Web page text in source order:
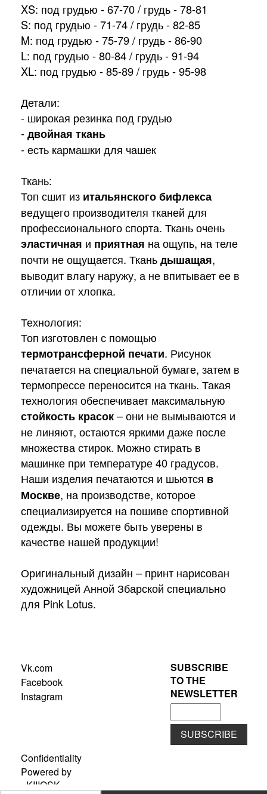
XS: под грудью - 67-70 / грудь - 78-81
S: под грудью - 71-74 / грудь - 82-85
M: под грудью - 75-79 / грудь - 86-90
L: под грудью - 80-84 / грудь - 91-94
XL: под грудью - 85-89 / грудь - 95-98
Детали:
- широкая резинка под грудью
-двойная ткань
- есть кармашки для чашек
Ткань:
Топ сшит из итальянского бифлекса
ведущего производителя тканей для
профессионального спорта. Ткань очень
эластичная и приятная на ощупь, на теле
почти не ощущается. Тканьдышащая,
выводит влагу наружу, а не впитывает ее в
отличии от хлопка.
Технология:
Топ изготовлен с помощью
термотрансферной печати. Рисунок
печатается на специальной бумаге, затем в
термопрессе переносится на ткань. Такая
технология обеспечивает максимальную
стойкость красок– они не вымываются и
не линяют, остаются яркими даже после
множества стирок. Можно стирать в
машинке при температуре 40 градусов.
Наши изделия печатаются и шьются в
Москве, на производстве, которое
специализируется на пошиве спортивной
одежды. Вы можете быть уверены в
качестве нашей продукции!
Оригинальный дизайн – принт нарисован
художницей Анной Збарской специально
для Pink Lotus.
Vk.com
Facebook
Instagram
SUBSCRIBE
TO THE
NEWSLETTER
SUBSCRIBE
Confidentiality
Powered by
«KIIIOSK»